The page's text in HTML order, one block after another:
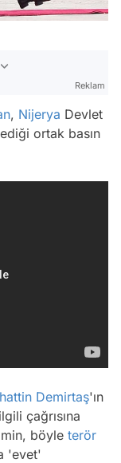
Reklam
, Nijerya Devlet
ortak basın
Demirtaş'ın
çağrısına
böyle terör
'evet'